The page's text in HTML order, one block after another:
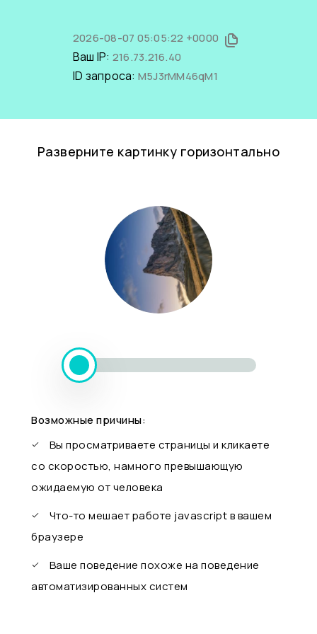
2026-08-07 05:05:22 +0000
Ваш IP: 216.73.216.40
ID запроса: M5J3rMM46qM1
Разверните картинку горизонтально
Возможные причины:
Вы просматриваете страницы и кликаете
со скоростью, намного превышающую
ожидаемую от человека
Что-то мешает работе javascript в вашем
браузере
Ваше поведение похоже на поведение
автоматизированных систем